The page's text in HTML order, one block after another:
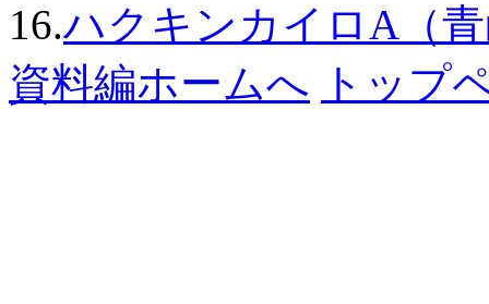
16.ハクキンカイロA（
資料編ホームへ トップ